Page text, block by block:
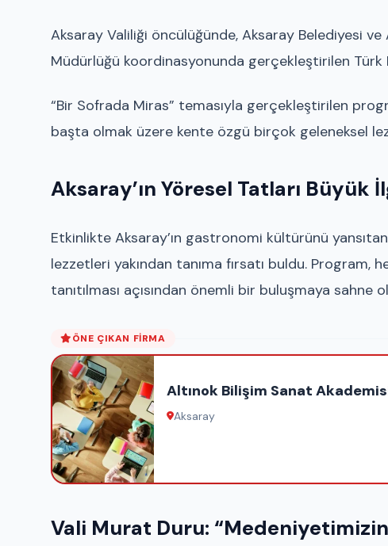
Aksaray Valiliği öncülüğünde, Aksaray Belediyesi
Müdürlüğü koordinasyonunda gerçekleştirilen Türk
“Bir Sofrada Miras” temasıyla gerçekleştirilen
başta olmak üzere kente özgü birçok geleneksel
Aksaray’ın Yöresel Tatları Büyük
Etkinlikte Aksaray’ın gastronomi kültürünü
lezzetleri yakından tanıma fırsatı buldu. Program,
tanıtılması açısından önemli bir buluşmaya sahne
ÖNE ÇIKAN FIRMA
Altınok Bilişim Sanat
Aksaray
Vali Murat Duru: “Medeniyetimizin